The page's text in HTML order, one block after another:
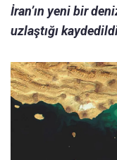
İran’ın yeni bir
uzlaştığı